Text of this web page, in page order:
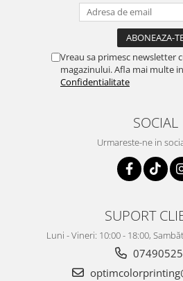
Vreau sa primesc newsletter
magazinului. Afla mai multe in
Confidentialitate
SOCIAL
Urmareste-ne in
SUPORT
Luni - Vineri: 10:00 - 18:00,